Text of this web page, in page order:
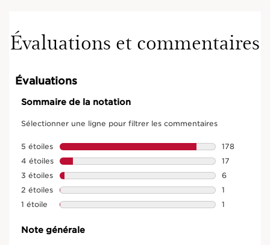
Évaluations et commentaires